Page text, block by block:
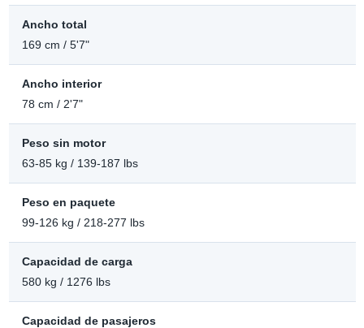
Ancho total
169 cm / 5'7"
Ancho interior
78 cm / 2'7"
Peso sin motor
63-85 kg / 139-187 lbs
Peso en paquete
99-126 kg / 218-277 lbs
Capacidad de carga
580 kg / 1276 lbs
Capacidad de pasajeros